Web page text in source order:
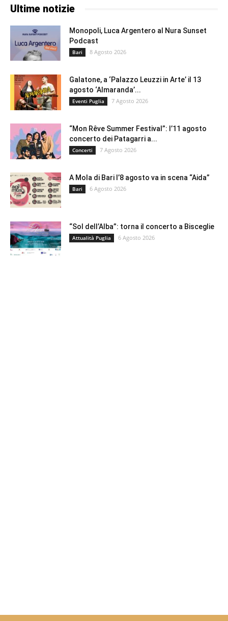
Ultime notizie
Monopoli, Luca Argentero al Nura Sunset
Podcast
Bari 8 Agosto 2026
Galatone, a ‘Palazzo Leuzzi in Arte’ il 13
agosto ‘Almaranda’...
Eventi Puglia 7 Agosto 2026
“Mon Rêve Summer Festival”: l’11 agosto
concerto dei Patagarri a...
Concerti 7 Agosto 2026
A Mola di Bari l’8 agosto va in scena “Aida”
Bari 6 Agosto 2026
“Sol dell’Alba”: torna il concerto a Bisceglie
Attualità Puglia 6 Agosto 2026